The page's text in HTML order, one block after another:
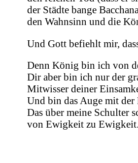
der Städte bange
den Wahnsinn und die
Und Gott befiehlt mir,
Denn König bin ich von
Dir aber bin ich nur der
Mitwisser deiner
Und bin das Auge mit der
Das über meine Schulter
von Ewigkeit zu Ewigkeit.